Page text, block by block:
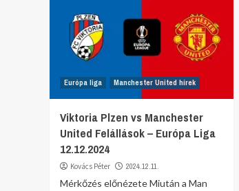
Európa liga Manchester United hírek
Viktoria Plzen vs Manchester
United Felállások – Európa Liga
12.12.2024
Kovács Péter 2024.12.11.
Mérkőzés előnézete Miután a Man